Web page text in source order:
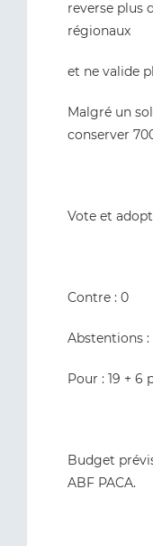
reverse plus
régionaux
et ne valide
Malgré un
conserver
Vote et
Contre : 0
Abstentions :
Pour : 19 + 6
Budget
ABF PACA.